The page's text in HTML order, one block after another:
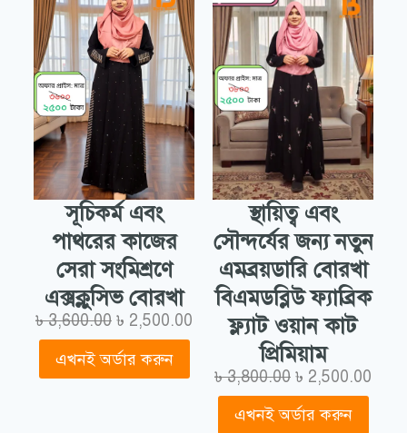
সূচিকর্ম এবং
পাথরের কাজের
সেরা সংমিশ্রণে
এক্সক্লুসিভ বোরখা
৳3,600.00 ৳ 2,500.00
এখনই অর্ডার করুন
স্থায়িত্ব এবং
সৌন্দর্যের জন্য নতুন
এমব্রয়ডারি বোরখা
বিএমডব্লিউ ফ্যাব্রিক
ফ্ল্যাট ওয়ান কাট
প্রিমিয়াম
৳3,800.00 ৳ 2,500.00
এখনই অর্ডার করুন